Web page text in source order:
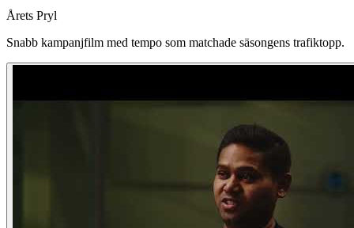
Årets Pryl
Snabb kampanjfilm med tempo som matchade säsongens trafiktopp.